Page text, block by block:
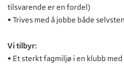
tilsvarende er en fordel)
• Trives med å jobbe både
Vi tilbyr:
• Et sterkt fagmiljø i en klubb med